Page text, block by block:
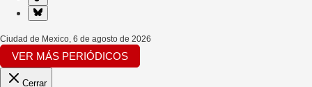
Ciudad de Mexico, 6 de agosto de 2026
VER MÁS PERIÓDICOS
Cerrar